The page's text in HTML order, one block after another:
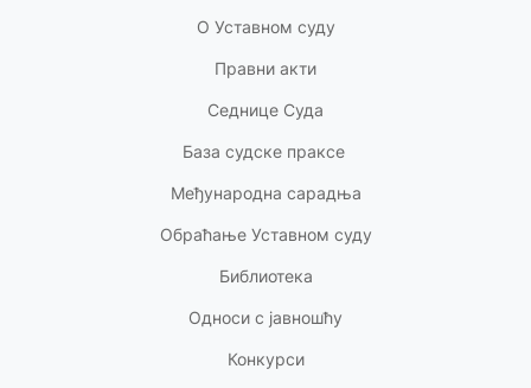
О Уставном суду
Правни акти
Седнице Суда
База судске праксе
Међународна сарадња
Обраћање Уставном суду
Библиотека
Односи с јавношћу
Конкурси